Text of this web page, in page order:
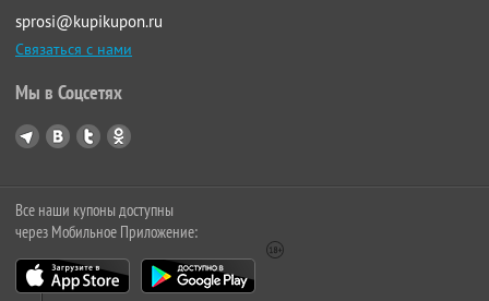
sprosi@kupikupon.ru
Связаться с нами
Мы в Соцсетях
Все наши купоны доступны
через Мобильное Приложение: